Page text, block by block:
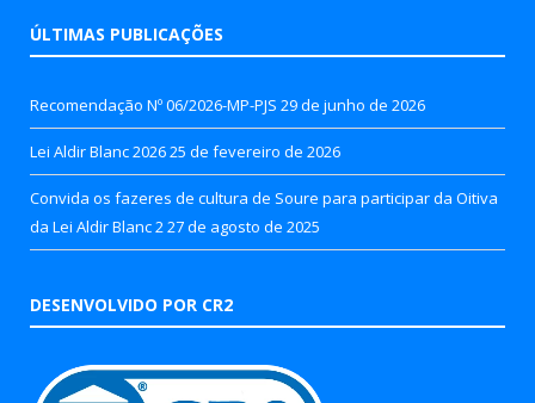
ÚLTIMAS PUBLICAÇÕES
Recomendação Nº 06/2026-MP-PJS 29 de junho de 2026
Lei Aldir Blanc 202625 de fevereiro de 2026
Convida os fazeres de cultura de Soure para participar da Oitiva
da Lei Aldir Blanc 2 27 de agosto de 2025
DESENVOLVIDO POR CR2